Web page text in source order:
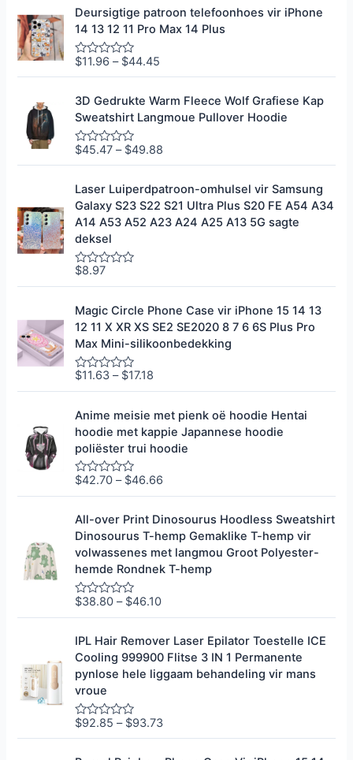
5
r
a
d
e
e
r
0
i
t
5
Deursigtige patroon telefoonhoes vir iPhone
14 13 12 11 Pro Max 14 Plus
G
e
r
a
d
e
e
r
0
i
t
5
$11.96 – $44.45
3D Gedrukte Warm Fleece Wolf Grafiese Kap
Sweatshirt Langmoue ​​Pullover Hoodie
G
e
r
a
d
e
e
r
0
u
i
t
$45.47 – $49.88
Laser Luiperdpatroon-omhulsel vir Samsung
Galaxy S23 S22 S21 Ultra Plus S20 FE A54 A34
A14 A53 A52 A23 A24 A25 A13 5G sagte
deksel
G
e
r
a
d
e
e
r
0
u
i
5
$8.97
Magic Circle Phone Case vir iPhone 15 14 13
12 11 X XR XS SE2 SE2020 8 7 6 6S Plus Pro
Max Mini-silikoonbedekking
G
e
r
a
d
e
e
r
0
u
i
5
$11.63 – $17.18
Anime meisie met pienk oë hoodie Hentai
hoodie met kappie Japannese hoodie
poliëster trui hoodie
G
e
r
a
d
e
e
r
0
u
i
t
$42.70 – $46.66
All-over Print Dinosourus Hoodless Sweatshirt
Dinosourus T-hemp Gemaklike T-hemp vir
volwassenes met langmou Groot Polyester-
hemde Rondnek T-hemp
G
e
r
a
d
e
e
r
0
u
i
t
$38.80 – $46.10
IPL Hair Remover Laser Epilator Toestelle ICE
Cooling 999900 Flitse 3 IN 1 Permanente
pynlose hele liggaam behandeling vir mans
vroue
G
e
$92.85 – $93.73